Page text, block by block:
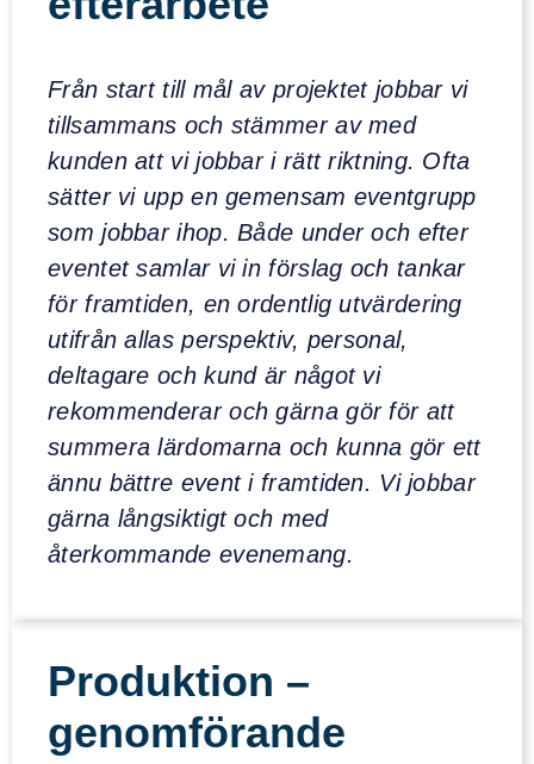
Från start till mål av projektet jobbar vi
tillsammans och stämmer av med
kunden att vi jobbar i rätt riktning. Ofta
sätter vi upp en gemensam eventgrupp
som jobbar ihop. Både under och efter
eventet samlar vi in förslag och tankar
för framtiden, en ordentlig utvärdering
utifrån allas perspektiv, personal,
deltagare och kund är något vi
rekommenderar och gärna gör för att
summera lärdomarna och kunna gör ett
ännu bättre event i framtiden. Vi jobbar
gärna långsiktigt och med
återkommande evenemang.
Produktion –
genomförande